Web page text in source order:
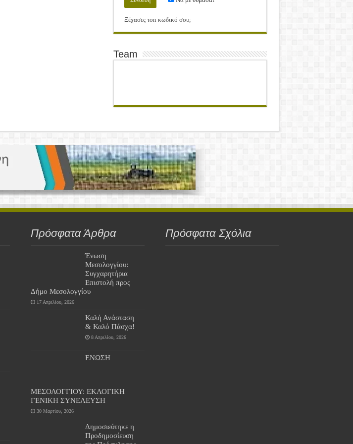
Ξέχασες τοn κωδικό σου;
Team
Πρόσφατα Άρθρα
Ένωση
Μεσολογγίου:
Συγχαρητήρια
Επιστολή προς
Δήμο Μεσολογγίου
17 Απριλίου, 2026
Καλή Ανάσταση
& Καλό Πάσχα!
8 Απριλίου, 2026
ΕΝΩΣΗ
ΜΕΣΟΛΟΓΓΙΟΥ: ΕΚΛΟΓΙΚΗ
ΓΕΝΙΚΗ ΣΥΝΕΛΕΥΣΗ
30 Μαρτίου, 2026
Δημοσιεύτηκε η
Προδημοσίευση
Πρόσφατα Σχόλια